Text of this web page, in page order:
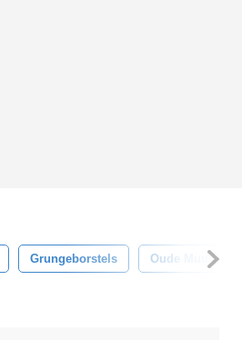
Grungeborstels Oude Muur